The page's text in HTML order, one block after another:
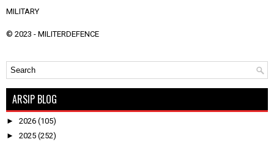
MILITARY
© 2023 - MILITERDEFENCE
ARSIP BLOG
► 2026 (105)
► 2025 (252)